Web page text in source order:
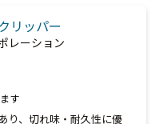
リッパー
レーション
す
り、切れ味・耐久性に優